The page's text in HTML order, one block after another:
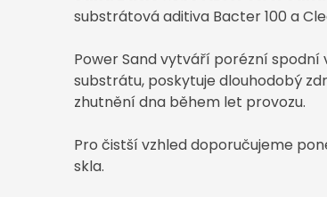
substrátová aditiva Bacter 100 a
Power Sand vytváří porézní
substrátu, poskytuje dlouhodobý
zhutnění dna během let provozu.
Pro čistší vzhled doporučujeme
skla.